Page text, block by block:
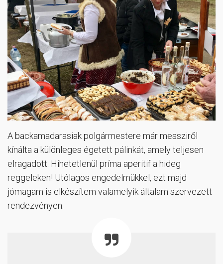
A backamadarasiak polgármestere már messziről
kínálta a különleges égetett pálinkát, amely teljesen
elragadott. Hihetetlenül príma aperitif a hideg
reggeleken! Utólagos engedelmükkel, ezt majd
jómagam is elkészítem valamelyik általam szervezett
rendezvényen.